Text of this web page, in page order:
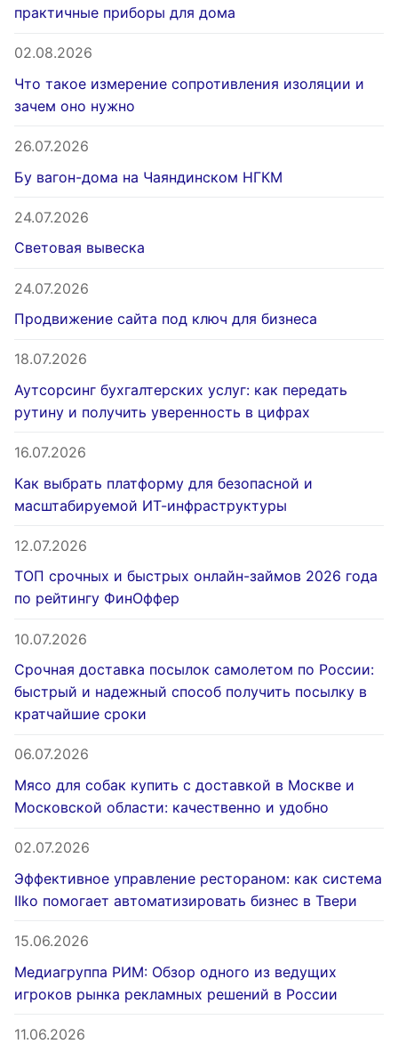
практичные приборы для дома
02.08.2026
Что такое измерение сопротивления изоляции и
зачем оно нужно
26.07.2026
Бу вагон-дома на Чаяндинском НГКМ
24.07.2026
Световая вывеска
24.07.2026
Продвижение сайта под ключ для бизнеса
18.07.2026
Аутсорсинг бухгалтерских услуг: как передать
рутину и получить уверенность в цифрах
16.07.2026
Как выбрать платформу для безопасной и
масштабируемой ИТ-инфраструктуры
12.07.2026
ТОП срочных и быстрых онлайн-займов 2026 года
по рейтингу ФинОффер
10.07.2026
Срочная доставка посылок самолетом по России:
быстрый и надежный способ получить посылку в
кратчайшие сроки
06.07.2026
Мясо для собак купить с доставкой в Москве и
Московской области: качественно и удобно
02.07.2026
Эффективное управление рестораном: как система
IIko помогает автоматизировать бизнес в Твери
15.06.2026
Медиагруппа РИМ: Обзор одного из ведущих
игроков рынка рекламных решений в России
11.06.2026